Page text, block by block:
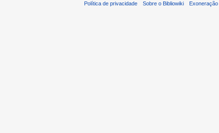
Política de privacidade Sobre o Bibliowiki